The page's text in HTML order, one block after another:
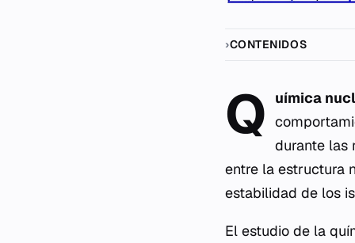
CONTENIDOS
Q
uímica
durante las
entre la estructura
estabilidad de los
El estudio de la